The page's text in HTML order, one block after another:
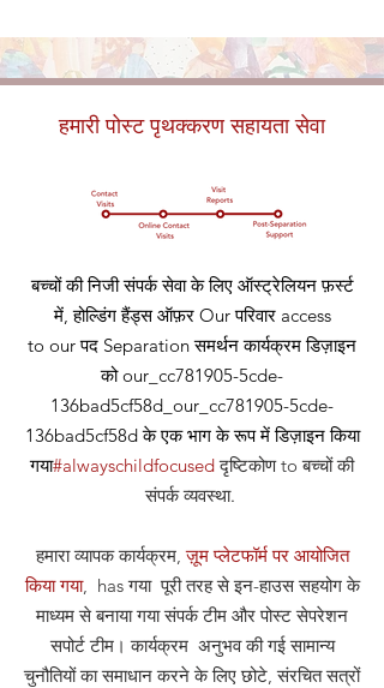
हमारी पोस्ट पृथक्करण सहायता सेवा
बच्चों की निजी संपर्क सेवा के लिए ऑस्ट्रेलियन फ़र्स्ट
में, होल्डिंग हैंड्स ऑफ़र Ourपरिवार access
to ourपद Separation समर्थन कार्यक्रम डिज़ाइन
को our_cc781905-5cde-
136bad5cf58d_our_cc781905-5cde-
136bad5cf58d के एक भाग के रूप में डिज़ाइन किया
गया#alwayschildfocusedदृष्टिकोणto बच्चों की
संपर्क व्यवस्था.
हमारा व्यापक कार्यक्रम,ज़ूम प्लेटफॉर्म पर आयोजित
किया गया, has गया पूरी तरह से इन-हाउस सहयोग के
माध्यम से बनाया गया संपर्क टीम और पोस्ट सेपरेशन
सपोर्ट टीम। कार्यक्रम अनुभव की गई सामान्य
चुनौतियों का समाधान करने के लिए छोटे, संरचित सत्रों